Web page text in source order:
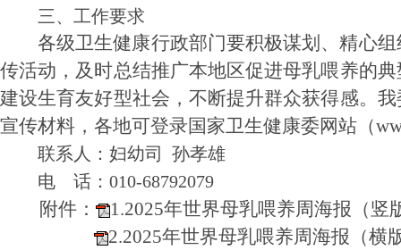
三、工作要求
各级卫生健康行政部门要积极谋划、精心
传活动，及时总结推广本地区促进母乳喂养的
建设生育友好型社会，不断提升群众获得感。
宣传材料，各地可登录国家卫生健康委网站（
联系人：妇幼司 孙孝雄
电 话：010-68792079
附件：
1.2025年世界母乳喂养周海报（竖
2.2025年世界母乳喂养周海报（横